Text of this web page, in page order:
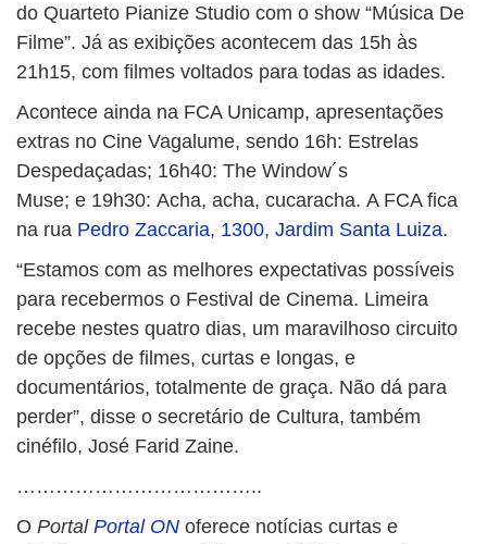
do Quarteto Pianize Studio com o show “Música De
Filme”. Já as exibições acontecem das 15h às
21h15, com filmes voltados para todas as idades.
Acontece ainda na FCA Unicamp, apresentações
extras no Cine Vagalume, sendo 16h: Estrelas
Despedaçadas; 16h40: The Window´s
Muse; e 19h30: Acha, acha, cucaracha. A FCA fica
na rua Pedro Zaccaria, 1300, Jardim Santa Luiza.
“Estamos com as melhores expectativas possíveis
para recebermos o Festival de Cinema. Limeira
recebe nestes quatro dias, um maravilhoso circuito
de opções de filmes, curtas e longas, e
documentários, totalmente de graça. Não dá para
perder”, disse o secretário de Cultura, também
cinéfilo, José Farid Zaine.
………………………………..
O Portal Portal ON oferece notícias curtas e